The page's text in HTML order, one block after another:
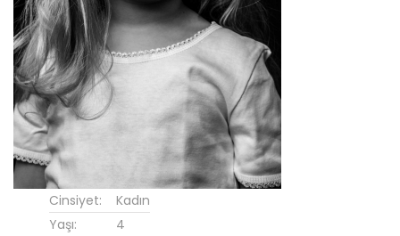
Cinsiyet:
Kadın
Yaşı:
4